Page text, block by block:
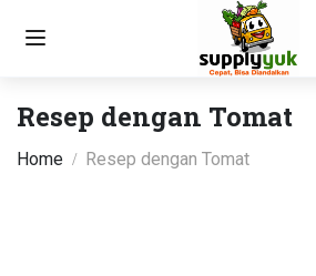
Home Resep dengan Tomat
Resep dengan Tomat